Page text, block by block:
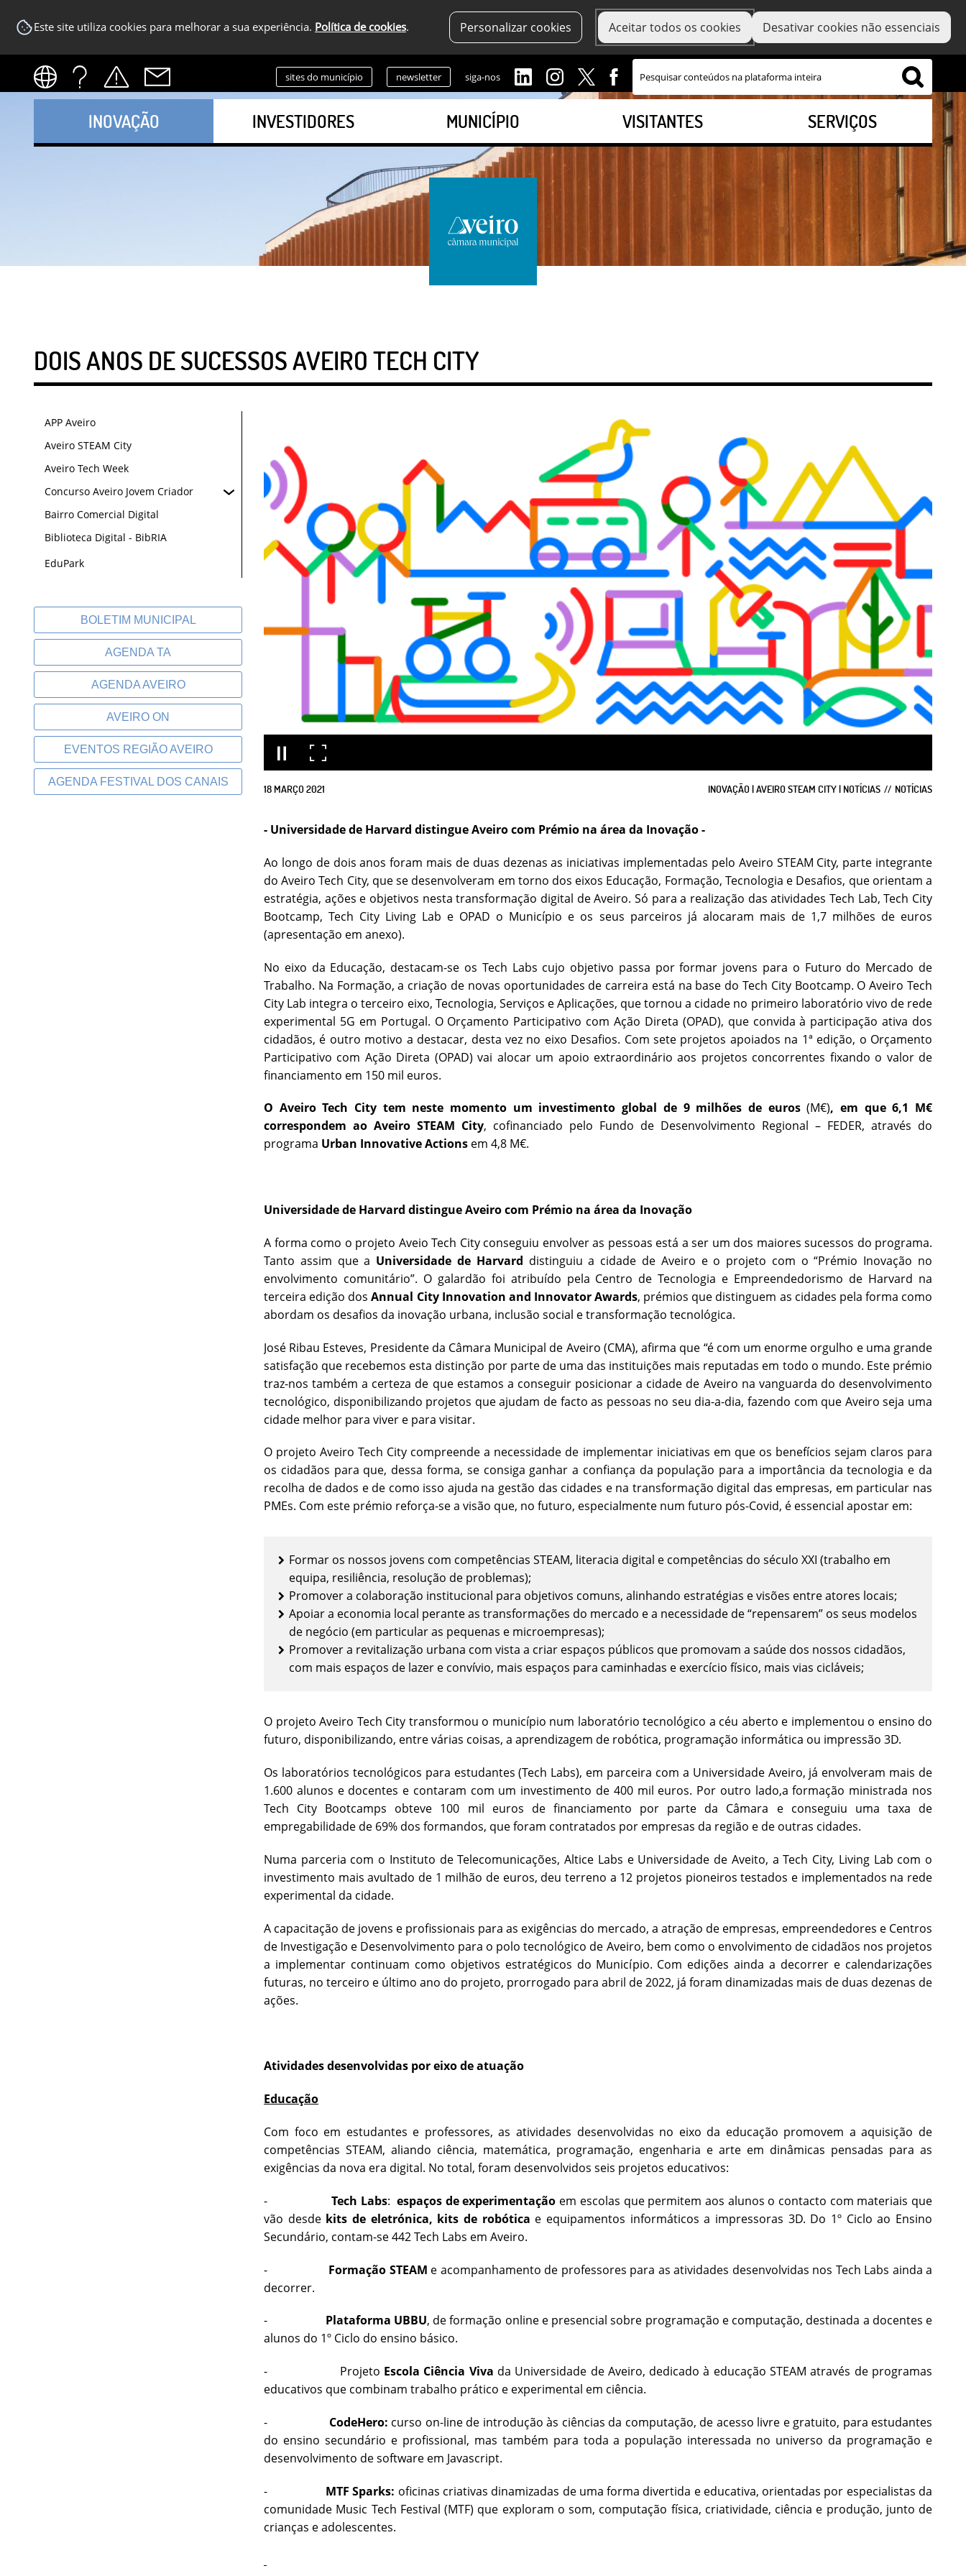
Este site utiliza cookies para melhorar a sua experiência. Política de cookies. Personalizar cookies Aceitar todos os cookies Desativar cookies não essenciais
sites do município newsletter siga-nos
INOVAÇÃO INVESTIDORES MUNICÍPIO VISITANTES SERVIÇOS
DOIS ANOS DE SUCESSOS AVEIRO TECH CITY
APP Aveiro
Aveiro STEAM City
Aveiro Tech Week
Concurso Aveiro Jovem Criador
Bairro Comercial Digital
Biblioteca Digital - BibRIA
EduPark
BOLETIM MUNICIPAL
AGENDA TA
AGENDA AVEIRO
AVEIRO ON
EVENTOS REGIÃO AVEIRO
AGENDA FESTIVAL DOS CANAIS
18 MARÇO2021 INOVAÇÃO | AVEIRO STEAM CITY | NOTÍCIAS NOTÍCIAS
- Universidade de Harvard distingue Aveiro com Prémio na área da Inovação -
Ao longo de dois anos foram mais de duas dezenas as iniciativas implementadas pelo Aveiro STEAM City, parte integrante
do Aveiro Tech City, que se desenvolveram em torno dos eixos Educação, Formação, Tecnologia e Desafios, que orientam a
estratégia, ações e objetivos nesta transformação digital de Aveiro. Só para a realização das atividades Tech Lab, Tech City
Bootcamp, Tech City Living Lab e OPAD o Município e os seus parceiros já alocaram mais de 1,7 milhões de euros
(apresentação em anexo).
No eixo da Educação, destacam-se os Tech Labs cujo objetivo passa por formar jovens para o Futuro do Mercado de
Trabalho. Na Formação, a criação de novas oportunidades de carreira está na base do Tech City Bootcamp. O Aveiro Tech
City Lab integra o terceiro eixo, Tecnologia, Serviços e Aplicações, que tornou a cidade no primeiro laboratório vivo de rede
experimental 5G em Portugal. O Orçamento Participativo com Ação Direta (OPAD), que convida à participação ativa dos
cidadãos, é outro motivo a destacar, desta vez no eixo Desafios. Com sete projetos apoiados na 1ª edição, o Orçamento
Participativo com Ação Direta (OPAD) vai alocar um apoio extraordinário aos projetos concorrentes fixando o valor de
financiamento em 150 mil euros.
O Aveiro Tech City tem neste momento um investimento global de 9 milhões de euros(M€), em que 6,1 M€
correspondem ao Aveiro STEAM City, cofinanciado pelo Fundo de Desenvolvimento Regional – FEDER, através do
programa Urban Innovative Actions em 4,8 M€.
Universidade de Harvard distingue Aveiro com Prémio na área da Inovação
A forma como o projeto Aveio Tech City conseguiu envolver as pessoas está a ser um dos maiores sucessos do programa.
Tanto assim que a Universidade de Harvard distinguiu a cidade de Aveiro e o projeto com o “Prémio Inovação no
envolvimento comunitário”. O galardão foi atribuído pela Centro de Tecnologia e Empreendedorismo de Harvard na
terceira edição dosAnnual City Innovation and Innovator Awards, prémios que distinguem as cidades pela forma como
abordam os desafios da inovação urbana, inclusão social e transformação tecnológica.
José Ribau Esteves, Presidente da Câmara Municipal de Aveiro (CMA), afirma que “é com um enorme orgulho e uma grande
satisfação que recebemos esta distinção por parte de uma das instituições mais reputadas em todo o mundo. Este prémio
traz-nos também a certeza de que estamos a conseguir posicionar a cidade de Aveiro na vanguarda do desenvolvimento
tecnológico, disponibilizando projetos que ajudam de facto as pessoas no seu dia-a-dia, fazendo com que Aveiro seja uma
cidade melhor para viver e para visitar.
O projeto Aveiro Tech City compreende a necessidade de implementar iniciativas em que os benefícios sejam claros para
os cidadãos para que, dessa forma, se consiga ganhar a confiança da população para a importância da tecnologia e da
recolha de dados e de como isso ajuda na gestão das cidades e na transformação digital das empresas, em particular nas
PMEs. Com este prémio reforça-se a visão que, no futuro, especialmente num futuro pós-Covid, é essencial apostar em:
Formar os nossos jovens com competências STEAM, literacia digital e competências do século XXI (trabalho em
equipa, resiliência, resolução de problemas);
Promover a colaboração institucional para objetivos comuns, alinhando estratégias e visões entre atores locais;
Apoiar a economia local perante as transformações do mercado e a necessidade de “repensarem” os seus modelos
de negócio (em particular as pequenas e microempresas);
Promover a revitalização urbana com vista a criar espaços públicos que promovam a saúde dos nossos cidadãos,
com mais espaços de lazer e convívio, mais espaços para caminhadas e exercício físico, mais vias cicláveis;
O projeto Aveiro Tech City transformou o município num laboratório tecnológico a céu aberto e implementou o ensino do
futuro, disponibilizando, entre várias coisas, a aprendizagem de robótica, programação informática ou impressão 3D.
Os laboratórios tecnológicos para estudantes (Tech Labs), em parceira com a Universidade Aveiro, já envolveram mais de
1.600 alunos e docentes e contaram com um investimento de 400 mil euros. Por outro lado,a formação ministrada nos
Tech City Bootcamps obteve 100 mil euros de financiamento por parte da Câmara e conseguiu uma taxa de
empregabilidade de 69% dos formandos, que foram contratados por empresas da região e de outras cidades.
Numa parceria com o Instituto de Telecomunicações, Altice Labs e Universidade de Aveito, a Tech City, Living Lab com o
investimento mais avultado de 1 milhão de euros, deu terreno a 12 projetos pioneiros testados e implementados na rede
experimental da cidade.
A capacitação de jovens e profissionais para as exigências do mercado, a atração de empresas, empreendedores e Centros
de Investigação e Desenvolvimento para o polo tecnológico de Aveiro, bem como o envolvimento de cidadãos nos projetos
a implementar continuam como objetivos estratégicos do Município. Com edições ainda a decorrer e calendarizações
futuras, no terceiro e último ano do projeto, prorrogado para abril de 2022, já foram dinamizadas mais de duas dezenas de
ações.
Atividades desenvolvidas por eixo de atuação
Educação
Com foco em estudantes e professores, as atividades desenvolvidas no eixo da educação promovem a aquisição de
competências STEAM, aliando ciência, matemática, programação, engenharia e arte em dinâmicas pensadas para as
exigências da nova era digital. No total, foram desenvolvidos seis projetos educativos:
-Tech Labs:espaços de experimentação em escolas que permitem aos alunos o contacto com materiais que
vão desde kits de eletrónica, kits de robótica e equipamentos informáticos a impressoras 3D. Do 1º Ciclo ao Ensino
Secundário, contam-se 442 Tech Labs em Aveiro.
- Formação STEAM e acompanhamento de professores para as atividades desenvolvidas nos Tech Labs ainda a
decorrer.
- Plataforma UBBU, de formação online e presencial sobre programação e computação, destinada a docentes e
alunos do 1º Ciclo do ensino básico.
- Projeto Escola Ciência Viva da Universidade de Aveiro, dedicado à educação STEAM através de programas
educativos que combinam trabalho prático e experimental em ciência.
- CodeHero: curso on-line de introdução às ciências da computação, de acesso livre e gratuito, para estudantes
do ensino secundário e profissional, mas também para toda a população interessada no universo da programação e
desenvolvimento de software em Javascript.
- MTF Sparks: oficinas criativas dinamizadas de uma forma divertida e educativa, orientadas por especialistas da
comunidade Music Tech Festival (MTF) que exploram o som, computação física, criatividade, ciência e produção, junto de
crianças e adolescentes.